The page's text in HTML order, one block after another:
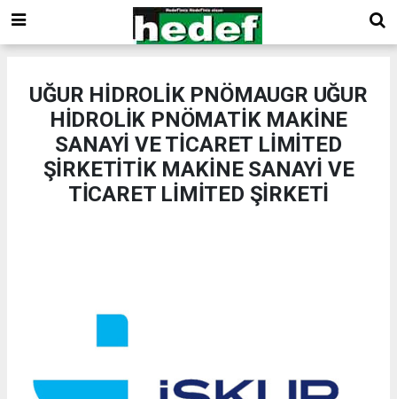
UĞUR HİDROLİK PNÖMAUGR UĞUR
HİDROLİK PNÖMATİK MAKİNE
SANAYİ VE TİCARET LİMİTED
ŞİRKETİTİK MAKİNE SANAYİ VE
TİCARET LİMİTED ŞİRKETİ